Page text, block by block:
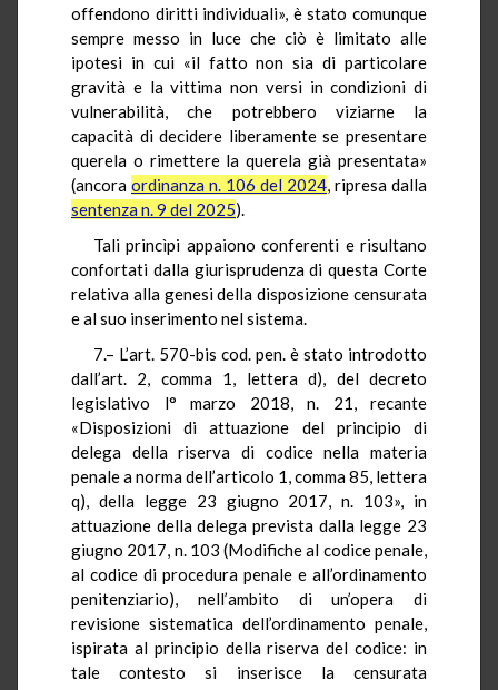
offendono diritti individuali», è stato comunque
sempre messo in luce che ciò è limitato alle
ipotesi in cui «il fatto non sia di particolare
gravità e la vittima non versi in condizioni di
vulnerabilità, che potrebbero viziarne la
capacità di decidere liberamente se presentare
querela o rimettere la querela già presentata»
(ancora ordinanza n. 106 del 2024, ripresa dalla
sentenza n. 9 del 2025).
Tali princìpi appaiono conferenti e risultano
confortati dalla giurisprudenza di questa Corte
relativa alla genesi della disposizione censurata
e al suo inserimento nel sistema.
7.– L’art. 570-bis cod. pen. è stato introdotto
dall’art. 2, comma 1, lettera d), del decreto
legislativo l° marzo 2018, n. 21, recante
«Disposizioni di attuazione del principio di
delega della riserva di codice nella materia
penale a norma dell’articolo 1, comma 85, lettera
q), della legge 23 giugno 2017, n. 103», in
attuazione della delega prevista dalla legge 23
giugno 2017, n. 103 (Modifiche al codice penale,
al codice di procedura penale e all’ordinamento
penitenziario), nell’ambito di un’opera di
revisione sistematica dell’ordinamento penale,
ispirata al principio della riserva del codice: in
tale contesto si inserisce la censurata